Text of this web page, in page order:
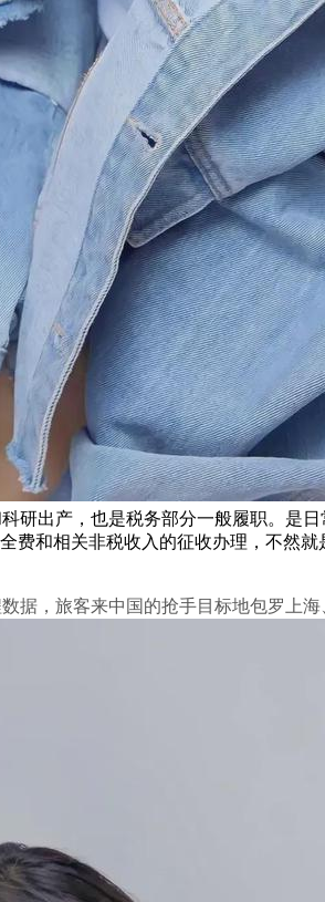
出产，也是税务部分一般履职。是
和相关非税收入的征收办理，不然
，旅客来中国的抢手目标地包罗上海